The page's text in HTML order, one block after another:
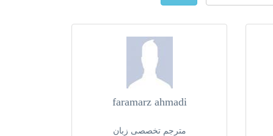
faramarz ahmadi
مترجم تخصصی زبان